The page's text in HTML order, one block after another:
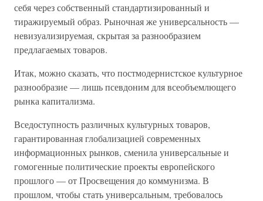
себя через собственный стандартизированный и
тиражируемый образ. Рыночная же универсальность —
невизуализируемая, скрытая за разнообразием
предлагаемых товаров.
Итак, можно сказать, что постмодернистское культурное
разнообразие — лишь псевдоним для всеобъемлющего
рынка капитализма.
Вседоступность различных культурных товаров,
гарантированная глобализацией современных
информационных рынков, сменила универсальные и
гомогенные политические проекты европейского
прошлого — от Просвещения до коммунизма. В
прошлом, чтобы стать универсальным, требовалось